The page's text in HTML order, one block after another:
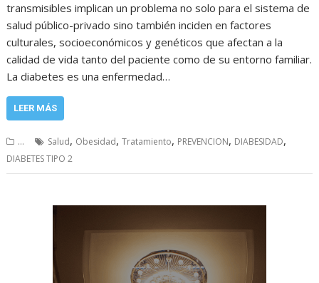
transmisibles implican un problema no solo para el sistema de
salud público-privado sino también inciden en factores
culturales, socioeconómicos y genéticos que afectan a la
calidad de vida tanto del paciente como de su entorno familiar.
La diabetes es una enfermedad…
LEER MÁS
... Salud, Obesidad,Tratamiento, PREVENCION, DIABESIDAD,
DIABETES TIPO 2